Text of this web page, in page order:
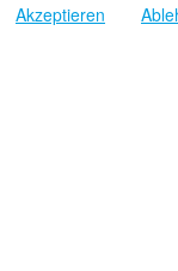
Akzeptieren